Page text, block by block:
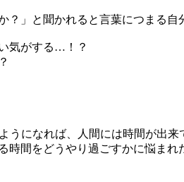
？」と聞かれると言葉につまる自
気がする…！？
うになれば、人間には時間が出
時間をどうやり過ごすかに悩まれ